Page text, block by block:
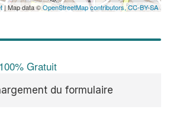
| Map data ©OpenStreetMap contributors,CC-BY-SA
Gratuit
du formulaire